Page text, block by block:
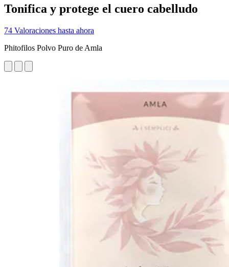
Tonifica y protege el cuero cabelludo
74 Valoraciones hasta ahora
Phitofilos Polvo Puro de Amla